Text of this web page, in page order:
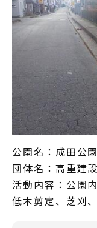
公園名：成田公園
団体名：高重建
活動内容：公園
低木剪定、芝刈